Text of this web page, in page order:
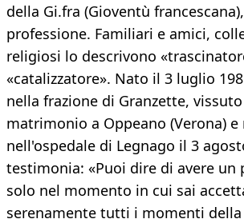
della Gi.fra (Gioventù
professione. Familiari e amici,
religiosi lo descrivono
«catalizzatore». Nato il 3 luglio
nella frazione di Granzette,
matrimonio a Oppeano (Verona)
nell'ospedale di Legnago il 3
testimonia: «Puoi dire di avere un
solo nel momento in cui sai
serenamente tutti i momenti